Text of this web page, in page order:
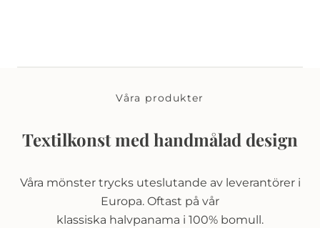
Våra produkter
Textilkonst med handmålad design
Våra mönster trycks uteslutande av leverantörer i
Europa. Oftast på vår
klassiska halvpanama i 100% bomull.